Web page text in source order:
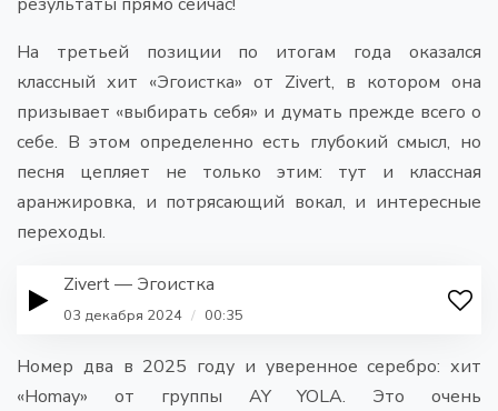
На третьей позиции по итогам года оказался
классный хит «Эгоистка» от Zivert, в котором она
призывает «выбирать себя» и думать прежде всего о
себе. В этом определенно есть глубокий смысл, но
песня цепляет не только этим: тут и классная
аранжировка, и потрясающий вокал, и интересные
переходы.
Zivert — Эгоистка
03 декабря 2024 / 00:35
Номер два в 2025 году и уверенное серебро: хит
«Homay» от группы AY YOLA. Это очень